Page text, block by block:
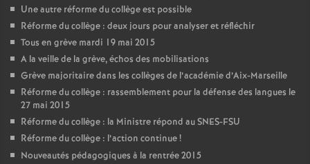
Une autre réforme du collège est possible
Réforme du collège : deux jours pour analyser et réfléchir
Tous en grève mardi 19 mai 2015
A la veille de la grève, échos des mobilisations
Grève majoritaire dans les collèges de l’académie d’Aix-Marseille
Réforme du collège : rassemblement pour la défense des langues le
27 mai 2015
Réforme du collège : la Ministre répond au SNES-FSU
Réforme du collège : l’action continue!
Nouveautés pédagogiques à la rentrée 2015